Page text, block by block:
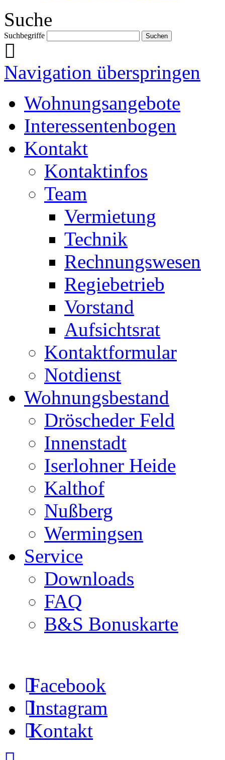
Suche
Suchbegriffe
Navigation überspringen
Wohnungsangebote
Interessentenbogen
Kontakt
Kontaktinfos
Team
Vermietung
Technik
Rechnungswesen
Regiebetrieb
Vorstand
Aufsichtsrat
Kontaktformular
Notdienst
Wohnungsbestand
Dröscheder Feld
Innenstadt
Iserlohner Heide
Kalthof
Nußberg
Wermingsen
Service
Downloads
FAQ
B&S Bonuskarte
Facebook
Instagram
Kontakt